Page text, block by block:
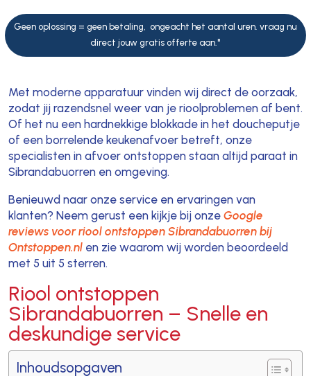
Geen oplossing = geen betaling, ongeacht het aantal uren. vraag nu
direct jouw gratis offerte aan."
Met moderne apparatuur vinden wij direct de oorzaak,
zodat jij razendsnel weer van je rioolproblemen af bent.
Of het nu een hardnekkige blokkade in het doucheputje
of een borrelende keukenafvoer betreft, onze
specialisten in afvoer ontstoppen staan altijd paraat in
Sibrandabuorren en omgeving.
Benieuwd naar onze service en ervaringen van
klanten? Neem gerust een kijkje bij onze Google
reviews voor riool ontstoppen Sibrandabuorren bij
Ontstoppen.nlen zie waarom wij worden beoordeeld
met 5 uit 5 sterren.
Riool ontstoppen
Sibrandabuorren – Snelle en
deskundige service
Inhoudsopgaven